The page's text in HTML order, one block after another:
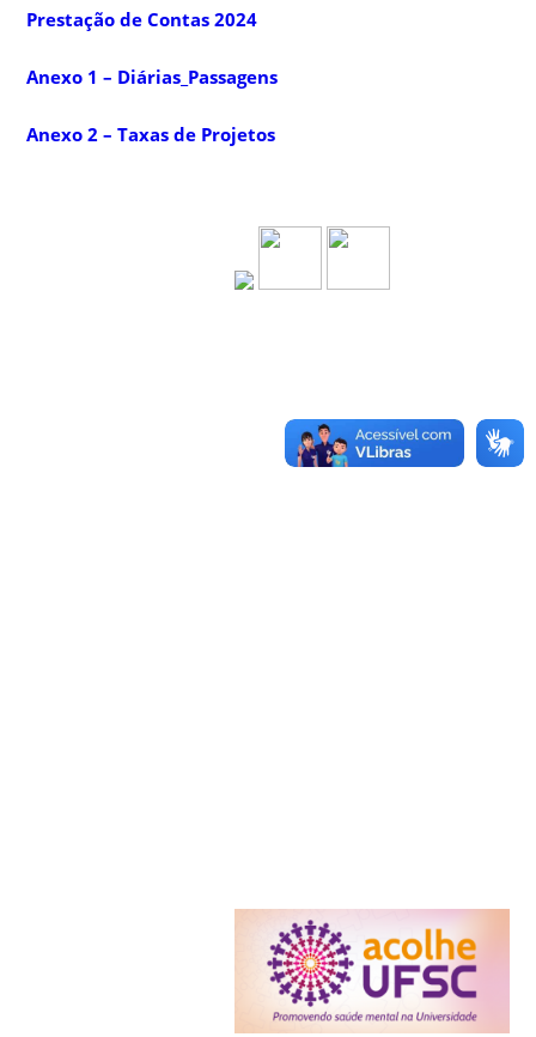
Prestação de Contas 2024
Anexo 1 – Diárias_Passagens
Anexo 2 – Taxas de Projetos